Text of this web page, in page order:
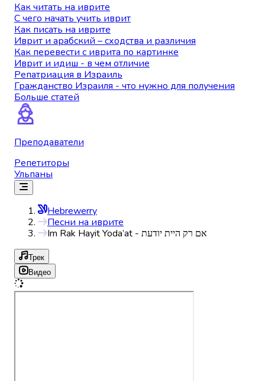
Как читать на иврите
С чего начать учить иврит
Как писать на иврите
Иврит и арабский – сходства и различия
Как перевести с иврита по картинке
Иврит и идиш - в чем отличие
Репатриация в Израиль
Гражданство Израиля - что нужно для получения
Больше статей
Преподаватели
Репетиторы
Ульпаны
Hebrewerry
Песни на иврите
Im Rak Hayit Yoda’at - אם רק היית יודעת
Трек
Видео